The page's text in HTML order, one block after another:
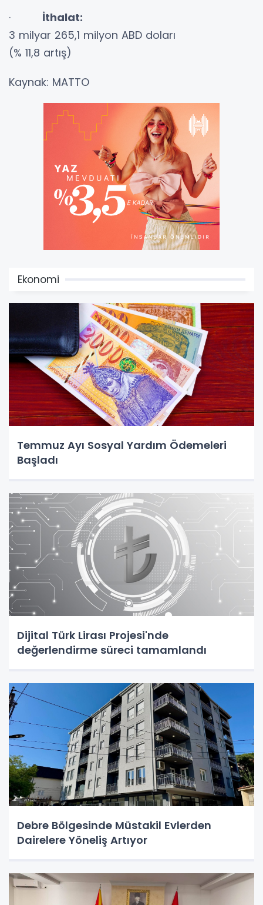
· İthalat:
3 milyar 265,1 milyon ABD doları
(% 11,8 artış)
Kaynak: MATTO
Ekonomi
Temmuz Ayı Sosyal Yardım Ödemeleri
Başladı
Dijital Türk Lirası Projesi'nde
değerlendirme süreci tamamlandı
Debre Bölgesinde Müstakil Evlerden
Dairelere Yöneliş Artıyor